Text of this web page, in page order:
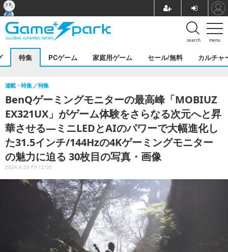
menu
search
特集 PCゲーム 家庭用ゲーム セール/無料 カルチャ
BenQゲーミングモニターの最高峰「MOBIUZ
EX321UX」がゲーム体験をさらなる次元へと昇
華させる―ミニLEDとAIのパワーで大幅進化し
た31.5インチ/144Hzの4Kゲーミングモニター
の魅力に迫る 30枚目の写真・画像
連載・特集 特集
2024.9.20 Fri 12:00